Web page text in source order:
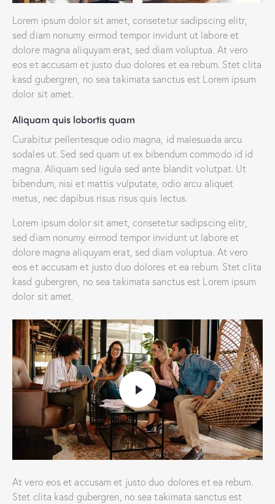
Lorem ipsum dolor sit amet, consetetur sadipscing elitr,
sed diam nonumy eirmod tempor invidunt ut labore et
dolore magna aliquyam erat, sed diam voluptua. At vero
eos et accusam et justo duo dolores et ea rebum. Stet clita
kasd gubergren, no sea takimata sanctus est Lorem ipsum
dolor sit amet.
Aliquam quis lobortis quam
Curabitur pellentesque odio magna, id malesuada arcu
sodales ut. Sed sed quam ut ex bibendum commodo id id
magna. Aliquam sed ligula sed ante blandit volutpat. Ut
bibendum, nisi et mattis vulputate, odio arcu aliquet
metus, nec dapibus risus risus quis lectus.
Lorem ipsum dolor sit amet, consetetur sadipscing elitr,
sed diam nonumy eirmod tempor invidunt ut labore et
dolore magna aliquyam erat, sed diam voluptua. At vero
eos et accusam et justo duo dolores et ea rebum. Stet clita
kasd gubergren, no sea takimata sanctus est Lorem ipsum
dolor sit amet.
At vero eos et accusam et justo duo dolores et ea rebum.
Stet clita kasd gubergren, no sea takimata sanctus est